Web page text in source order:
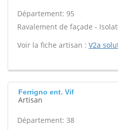
Département: 95
Ravalement de façade -
Voir la fiche artisan : V2a
Ferrigno ent. Vif
Artisan
Département: 38